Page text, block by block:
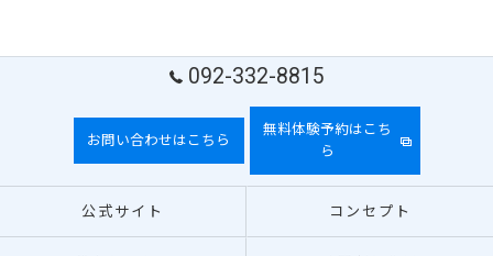
092-332-8815
お問い合わせはこちら
無料体験予約はこち
ら
公式サイト コンセプト